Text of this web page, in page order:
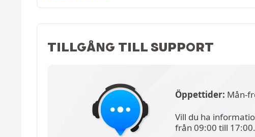
TILLGÅNG TILL SUPPORT
Öppettider: Mån-
Vill du ha
från 09:00 till 17:00.